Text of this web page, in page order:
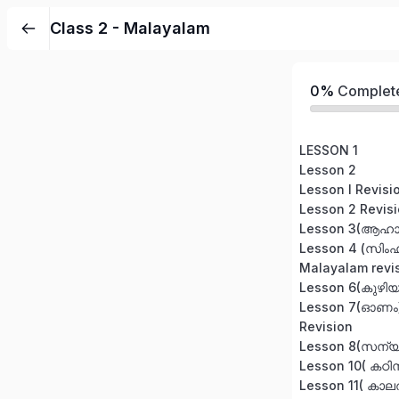
Class 2 - Malayalam
0%
LESSON 1
Lesson 2
Lesson I
Lesson 2
Lesson
Lesson 4
Malayalam
Lesson
Lesson
Revision
Lesson
Lesson 10(
Lesson 11(